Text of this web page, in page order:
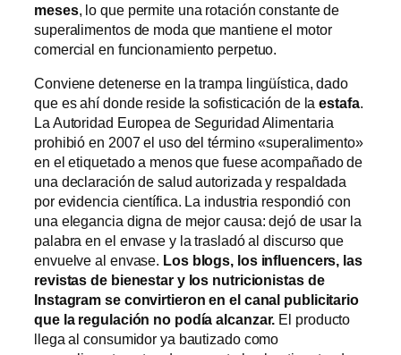
meses, lo que permite una rotación constante de
superalimentos de moda que mantiene el motor
comercial en funcionamiento perpetuo.
Conviene detenerse en la trampa lingüística, dado
que es ahí donde reside la sofisticación de laestafa.
La Autoridad Europea de Seguridad Alimentaria
prohibió en 2007 el uso del término «superalimento»
en el etiquetado a menos que fuese acompañado de
una declaración de salud autorizada y respaldada
por evidencia científica. La industria respondió con
una elegancia digna de mejor causa: dejó de usar la
palabra en el envase y la trasladó al discurso que
envuelve al envase. Los blogs, los influencers, las
revistas de bienestar y los nutricionistas de
Instagram se convirtieron en el canal publicitario
que la regulación no podía alcanzar. El producto
llega al consumidor ya bautizado como